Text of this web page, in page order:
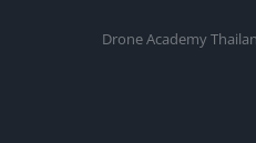
Drone Academy